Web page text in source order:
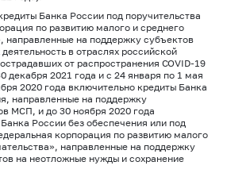
Банка России под поручительства
по развитию малого и среднего
направленные на поддержку субъектов
в отраслях российской
от распространения COVID-19
декабря 2021 года и с 24 января по 1 мая
2020 года включительно кредиты Банка
направленные на поддержку
МСП, и до 30 ноября 2020 года
России без обеспечения или под
корпорация по развитию малого
направленные на поддержку
на неотложные нужды и сохранение